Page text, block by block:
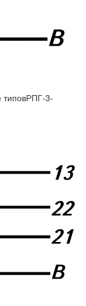
типовРПГ-3-